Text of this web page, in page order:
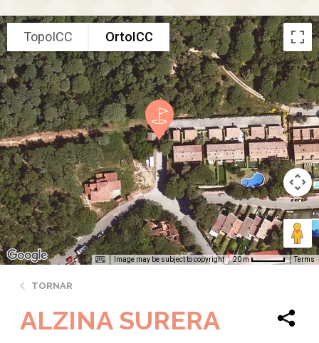
TopoICC OrtoICC
Image may be subject to copyright 20 m Terms
TORNAR
ALZINA SURERA